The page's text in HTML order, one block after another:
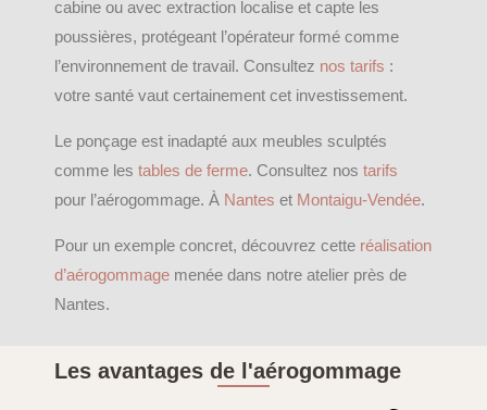
cabine ou avec extraction localise et capte les
poussières, protégeant l’opérateur formé comme
l’environnement de travail. Consultez nos tarifs :
votre santé vaut certainement cet investissement.
Le ponçage est inadapté aux meubles sculptés
comme les tables de ferme. Consultez nos tarifs
pour l’aérogommage. À Nantes et Montaigu-Vendée.
Pour un exemple concret, découvrez cette réalisation
d’aérogommage menée dans notre atelier près de
Nantes.
Les avantages de l'aérogommage